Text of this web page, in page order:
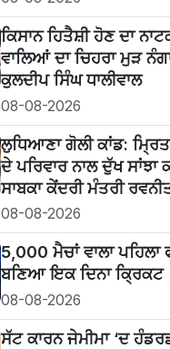
ਕਿਸਾਨ ਹਿਤੈਸ਼ੀ ਹੋਣ ਦਾ
ਵਾਲਿਆਂ ਦਾ ਚਿਹਰਾ ਮੁੜ
ਕੁਲਦੀਪ ਸਿੰਘ ਧਾਲੀਵਾਲ
08-08-2026
ਲੁਧਿਆਣਾ ਗੋਲੀ ਕਾਂਡ:
ਦੇ ਪਰਿਵਾਰ ਨਾਲ ਦੁੱਖ ਸਾਂਝਾ
ਸਾਬਕਾ ਕੇਂਦਰੀ ਮੰਤਰੀ
08-08-2026
5,000 ਮੈਚਾਂ ਵਾਲਾ ਪਹਿਲਾ
ਬਣਿਆ ਇਕ ਦਿਨਾ ਕ੍ਰਿਕਟ
08-08-2026
ਸੱਟ ਕਾਰਨ ਜੇਮੀਮਾ ‘ਦ